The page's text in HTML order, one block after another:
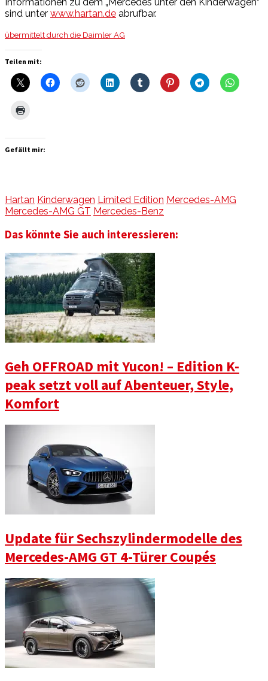
sind unter www.hartan.de abrufbar.
übermittelt durch die Daimler AG
Teilen mit:
Gefällt mir:
Hartan Kinderwagen Limited Edition Mercedes-AMG
Mercedes-AMG GT Mercedes-Benz
Das könnte Sie auch interessieren:
Geh OFFROAD mit Yucon! – Edition K-
peak setzt voll auf Abenteuer, Style,
Komfort
Update für Sechszylindermodelle des
Mercedes-AMG GT 4-Türer Coupés